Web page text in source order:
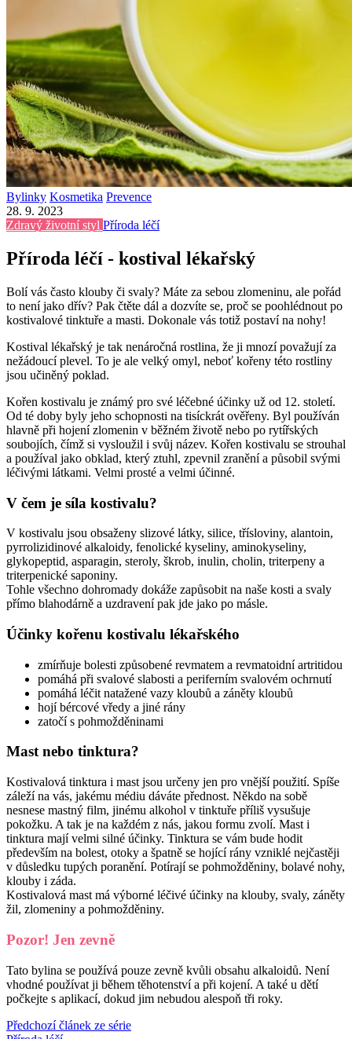
Bylinky Kosmetika Prevence
28. 9. 2023
Zdravý životní styl Příroda léčí
Příroda léčí - kostival lékařský
Bolí vás často klouby či svaly? Máte za sebou zlomeninu, ale pořád
to není jako dřív? Pak čtěte dál a dozvíte se, proč se poohlédnout po
kostivalové tinktuře a masti. Dokonale vás totiž postaví na nohy!
Kostival lékařský je tak nenáročná rostlina, že ji mnozí považují za
nežádoucí plevel. To je ale velký omyl, neboť kořeny této rostliny
jsou učiněný poklad.
Kořen kostivalu je známý pro své léčebné účinky už od 12. století.
Od té doby byly jeho schopnosti na tisíckrát ověřeny. Byl používán
hlavně při hojení zlomenin v běžném životě nebo po rytířských
soubojích, čímž si vysloužil i svůj název. Kořen kostivalu se strouhal
a používal jako obklad, který ztuhl, zpevnil zranění a působil svými
léčivými látkami. Velmi prosté a velmi účinné.
V čem je síla kostivalu?
V kostivalu jsou obsaženy slizové látky, silice, třísloviny, alantoin,
pyrrolizidinové alkaloidy, fenolické kyseliny, aminokyseliny,
glykopeptid, asparagin, steroly, škrob, inulin, cholin, triterpeny a
triterpenické saponiny.
Tohle všechno dohromady dokáže zapůsobit na naše kosti a svaly
přímo blahodárně a uzdravení pak jde jako po másle.
Účinky kořenu kostivalu lékařského
zmírňuje bolesti způsobené revmatem a revmatoidní artritidou
pomáhá při svalové slabosti a periferním svalovém ochrnutí
pomáhá léčit natažené vazy kloubů a záněty kloubů
hojí bércové vředy a jiné rány
zatočí s pohmožděninami
Mast nebo tinktura?
Kostivalová tinktura i mast jsou určeny jen pro vnější použití. Spíše
záleží na vás, jakému médiu dáváte přednost. Někdo na sobě
nesnese mastný film, jinému alkohol v tinktuře příliš vysušuje
pokožku. A tak je na každém z nás, jakou formu zvolí. Mast i
tinktura mají velmi silné účinky. Tinktura se vám bude hodit
především na bolest, otoky a špatně se hojící rány vzniklé nejčastěji
v důsledku tupých poranění. Potírají se pohmožděniny, bolavé nohy,
klouby i záda.
Kostivalová mast má výborné léčivé účinky na klouby, svaly, záněty
žil, zlomeniny a pohmožděniny.
Pozor! Jen zevně
Tato bylina se používá pouze zevně kvůli obsahu alkaloidů. Není
vhodné používat ji během těhotenství a při kojení. A také u dětí
počkejte s aplikací, dokud jim nebudou alespoň tři roky.
Předchozí článek ze série